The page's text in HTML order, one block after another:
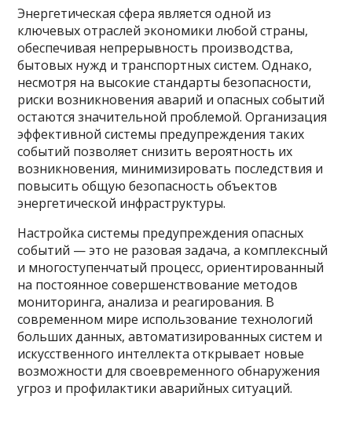
Энергетическая сфера является одной из
ключевых отраслей экономики любой страны,
обеспечивая непрерывность производства,
бытовых нужд и транспортных систем. Однако,
несмотря на высокие стандарты безопасности,
риски возникновения аварий и опасных событий
остаются значительной проблемой. Организация
эффективной системы предупреждения таких
событий позволяет снизить вероятность их
возникновения, минимизировать последствия и
повысить общую безопасность объектов
энергетической инфраструктуры.
Настройка системы предупреждения опасных
событий — это не разовая задача, а комплексный
и многоступенчатый процесс, ориентированный
на постоянное совершенствование методов
мониторинга, анализа и реагирования. В
современном мире использование технологий
больших данных, автоматизированных систем и
искусственного интеллекта открывает новые
возможности для своевременного обнаружения
угроз и профилактики аварийных ситуаций.